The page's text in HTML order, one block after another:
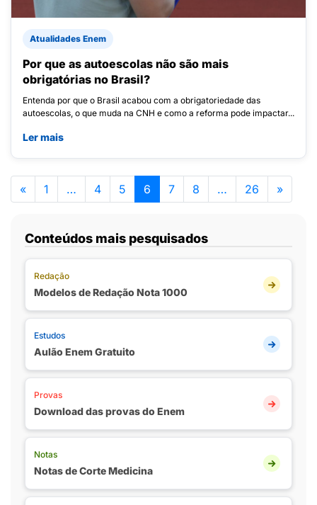
Atualidades Enem
Por que as autoescolas não são mais
obrigatórias no Brasil?
Entenda por que o Brasil acabou com a obrigatoriedade das
autoescolas, o que muda na CNH e como a reforma pode impactar...
Ler mais
« 1 … 4 5 6 7 8 … 26 »
Conteúdos mais pesquisados
Redação
Modelos de Redação Nota 1000
Estudos
Aulão Enem Gratuito
Provas
Download das provas do Enem
Notas
Notas de Corte Medicina